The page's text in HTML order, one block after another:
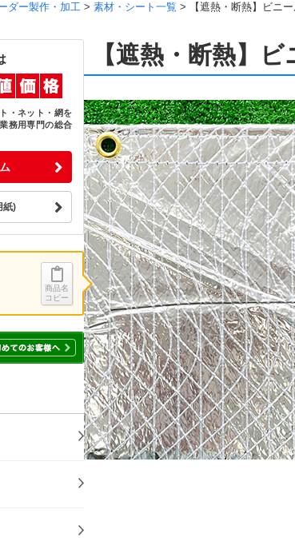
ダー製作・加工 > 素材・シート一覧 > 【遮熱・断熱】ビニ
【遮熱・断熱】
・ネット・網を
務用専門の総合
紙)
商品名
コピー